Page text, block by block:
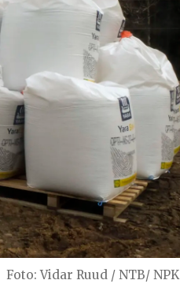
Vidar Ruud / NTB/ NPK